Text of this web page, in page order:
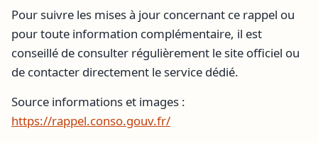
Pour suivre les mises à jour concernant ce rappel ou
pour toute information complémentaire, il est
conseillé de consulter régulièrement le site officiel ou
de contacter directement le service dédié.
Source informations et images :
https://rappel.conso.gouv.fr/